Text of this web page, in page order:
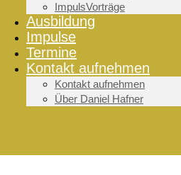
ImpulsVorträge
Ausbildung
Impulse
Termine
Kontakt aufnehmen
Kontakt aufnehmen
Über Daniel Hafner